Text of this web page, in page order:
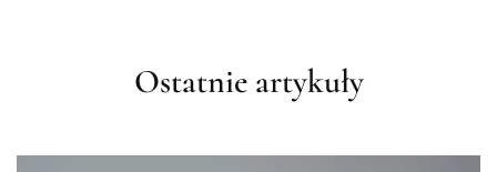
Ostatnie artykuły